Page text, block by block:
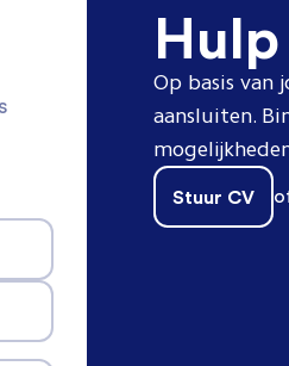
Op basis van
aansluiten.
Stuur CV